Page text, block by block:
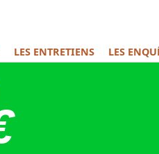
LES ENTRETIENS LES